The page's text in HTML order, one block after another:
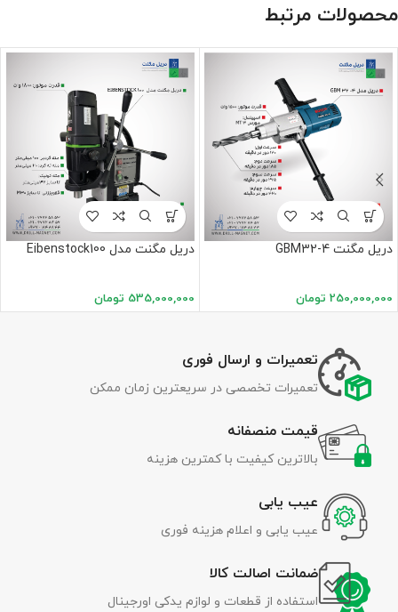
محصولات مرتبط
دریل مگنت GBM32-4
250,000,000 تومان
دریل مگنت مدل Eibenstock100
535,000,000 تومان
تعمیرات و ارسال فوری
تعمیرات تخصصی در سریعترین زمان ممکن
قیمت منصفانه
بالاترین کیفیت با کمترین هزینه
عیب یابی
عیب یابی و اعلام هزینه فوری
ضمانت اصالت کالا
استفاده از قطعات و لوازم یدکی اورجینال